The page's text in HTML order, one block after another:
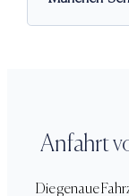
Anfahrt
Die genaue